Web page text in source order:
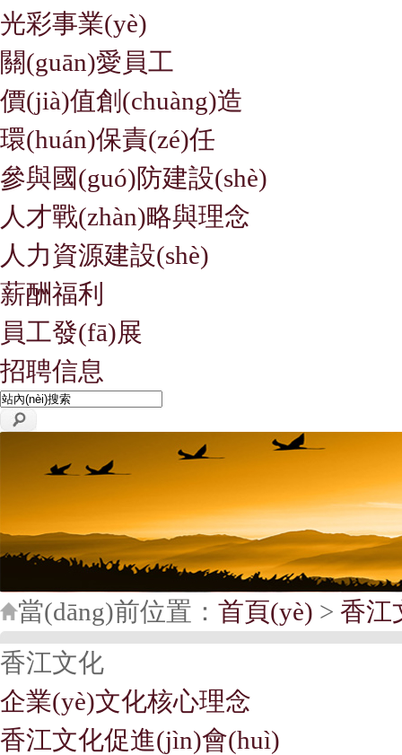
光彩事業(yè)
關(guān)愛員工
價(jià)值創(chuàng)造
環(huán)保責(zé)任
參與國(guó)防建設(shè)
人才戰(zhàn)略與理念
人力資源建設(shè)
薪酬福利
員工發(fā)展
招聘信息
當(dāng)前位置： 首頁(yè) > 香江
香江文化
企業(yè)文化核心理念
香江文化促進(jìn)會(huì)